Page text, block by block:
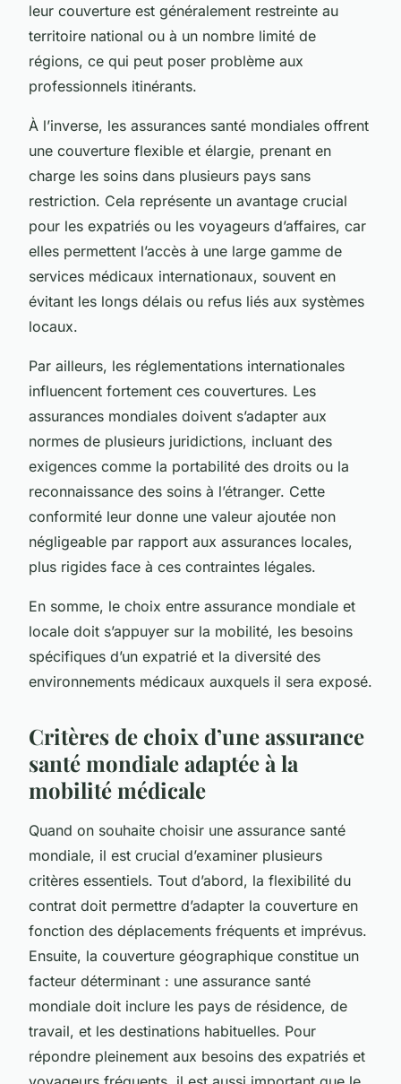
leur couverture est généralement restreinte au
territoire national ou à un nombre limité de
régions, ce qui peut poser problème aux
professionnels itinérants.
À l’inverse, les assurances santé mondiales offrent
une couverture flexible et élargie, prenant en
charge les soins dans plusieurs pays sans
restriction. Cela représente un avantage crucial
pour les expatriés ou les voyageurs d’affaires, car
elles permettent l’accès à une large gamme de
services médicaux internationaux, souvent en
évitant les longs délais ou refus liés aux systèmes
locaux.
Par ailleurs, les réglementations internationales
influencent fortement ces couvertures. Les
assurances mondiales doivent s’adapter aux
normes de plusieurs juridictions, incluant des
exigences comme la portabilité des droits ou la
reconnaissance des soins à l’étranger. Cette
conformité leur donne une valeur ajoutée non
négligeable par rapport aux assurances locales,
plus rigides face à ces contraintes légales.
En somme, le choix entre assurance mondiale et
locale doit s’appuyer sur la mobilité, les besoins
spécifiques d’un expatrié et la diversité des
environnements médicaux auxquels il sera exposé.
Critères de choix d’une assurance
santé mondiale adaptée à la
mobilité médicale
Quand on souhaite choisir une assurance santé
mondiale, il est crucial d’examiner plusieurs
critères essentiels. Tout d’abord, la flexibilité du
contrat doit permettre d’adapter la couverture en
fonction des déplacements fréquents et imprévus.
Ensuite, la couverture géographique constitue un
facteur déterminant : une assurance santé
mondiale doit inclure les pays de résidence, de
travail, et les destinations habituelles. Pour
répondre pleinement aux besoins des expatriés et